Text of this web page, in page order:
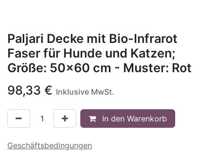
Paljari Decke mit Bio-Infrarot
Faser für Hunde und Katzen;
Größe: 50x60 cm - Muster: Rot
98,33 € Inklusive MwSt.
In den Warenkorb
Geschäftsbedingungen